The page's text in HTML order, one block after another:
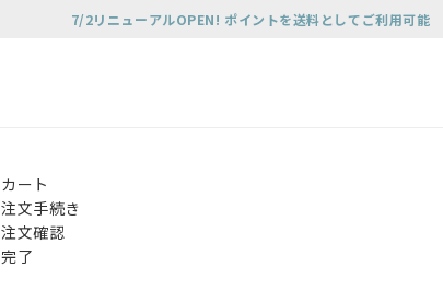
7/2リニューアルOPEN! ポイントを送料としてご利用可能
カート
注文手続き
注文確認
完了